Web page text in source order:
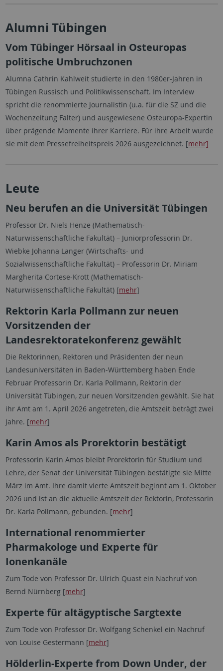
Alumni Tübingen
Vom Tübinger Hörsaal in Osteuropas
politische Umbruchzonen
Alumna Cathrin Kahlweit studierte in den 1980er-Jahren in
Tübingen Russisch und Politikwissenschaft. Im Interview
spricht die renommierte Journalistin (u.a. für die SZ und die
Wochenzeitung Falter) und ausgewiesene Osteuropa-Expertin
über prägende Momente ihrer Karriere. Für ihre Arbeit wurde
sie mit dem Pressefreiheitspreis 2026 ausgezeichnet. [mehr]
Leute
Neu berufen an die Universität Tübingen
Professor Dr. Niels Henze (Mathematisch-
Naturwissenschaftliche Fakultät) – Juniorprofessorin Dr.
Wiebke Johanna Langer (Wirtschafts- und
Sozialwissenschaftliche Fakultät) – Professorin Dr. Miriam
Margherita Cortese-Krott (Mathematisch-
Naturwissenschaftliche Fakultät) [mehr]
Rektorin Karla Pollmann zur neuen
Vorsitzenden der
Landesrektoratekonferenz gewählt
Die Rektorinnen, Rektoren und Präsidenten der neun
Landesuniversitäten in Baden-Württemberg haben Ende
Februar Professorin Dr. Karla Pollmann, Rektorin der
Universität Tübingen, zur neuen Vorsitzenden gewählt. Sie hat
ihr Amt am 1. April 2026 angetreten, die Amtszeit beträgt zwei
Jahre. [mehr]
Karin Amos als Prorektorin bestätigt
Professorin Karin Amos bleibt Prorektorin für Studium und
Lehre, der Senat der Universität Tübingen bestätigte sie Mitte
März im Amt. Ihre damit vierte Amtszeit beginnt am 1. Oktober
2026 und ist an die aktuelle Amtszeit der Rektorin, Professorin
Dr. Karla Pollmann, gebunden. [mehr]
International renommierter
Pharmakologe und Experte für
Ionenkanäle
Zum Tode von Professor Dr. Ulrich Quast ein Nachruf von
Bernd Nürnberg [mehr]
Experte für altägyptische Sargtexte
Zum Tode von Professor Dr. Wolfgang Schenkel ein Nachruf
von Louise Gestermann [mehr]
Hölderlin-Experte from Down Under, der